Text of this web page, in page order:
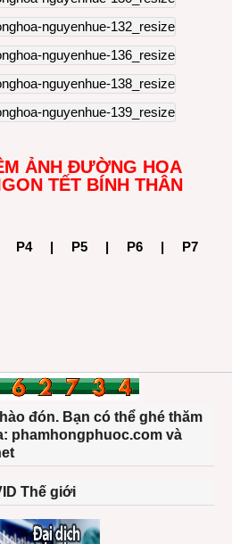
ẢNH ĐƯỜNG HOA
TẾT BÍNH THÂN
P4| P5 | P6 | P7
đón. Bạn có thể ghé thăm
phamhongphuoc.com và
Thế giới